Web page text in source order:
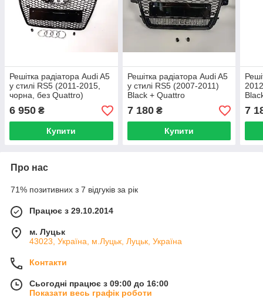
Решітка радіатора Audi A5
у стилі RS5 (2011-2015,
чорна, без Quattro)
6 950 ₴
Купити
Решітка радіатора Audi A5
у стилі RS5 (2007-2011)
Black + Quattro
7 180₴
Купити
7
Про нас
71% позитивних з 7 відгуків за рік
Працює з 29.10.2014
м. Луцьк
43023, Україна, м.Луцьк, Луцьк, Україна
Контакти
Сьогодні працює з 09:00 до 16:00
Показати весь графік роботи